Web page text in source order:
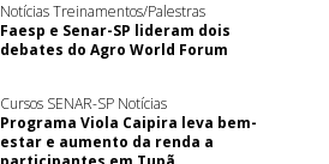
Notícias Treinamentos/Palestras
Faesp e Senar-SP lideram dois
debates do Agro World Forum
Cursos SENAR-SP Notícias
Programa Viola Caipira leva bem-
estar e aumento da renda a